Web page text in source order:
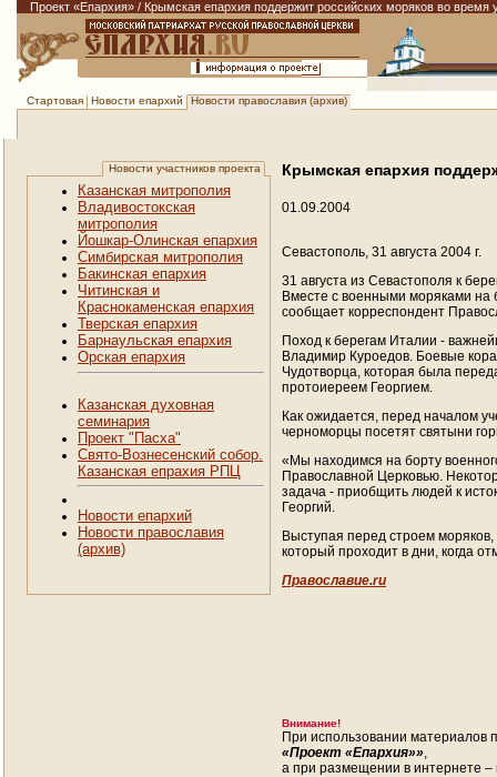
Проект «Епархия» / Крымская епархия поддержит российских моряков во время
Стартовая Новости епархий Новости православия (архив)
Новости участников проекта
Казанская митрополия
Владивостокская
митрополия
Йошкар-Олинская епархия
Симбирская митрополия
Бакинская епархия
Читинская и
Краснокаменская епархия
Тверская епархия
Барнаульская епархия
Орская епархия
Казанская духовная
семинария
Проект "Пасха"
Свято-Вознесенский собор.
Казанская епрахия РПЦ
Новости епархий
Новости православия
(архив)
Крымская епархия
01.09.2004
Севастополь, 31 августа 2004 г.
31 августа из Севастополя к
Вместе с военными моряками на
сообщает корреспондент
Поход к берегам Италии -
Владимир Куроедов. Боевые
Чудотворца, которая была
протоиереем Георгием.
Как ожидается, перед началом
черноморцы посетят святыни
«Мы находимся на борту
Православной Церковью.
задача - приобщить людей к
Георгий.
Выступая перед строем
который проходит в дни, когда
Православие.ru
Внимание!
При использовании материалов
«Проект «Епархия»»
а при размещении в интернете